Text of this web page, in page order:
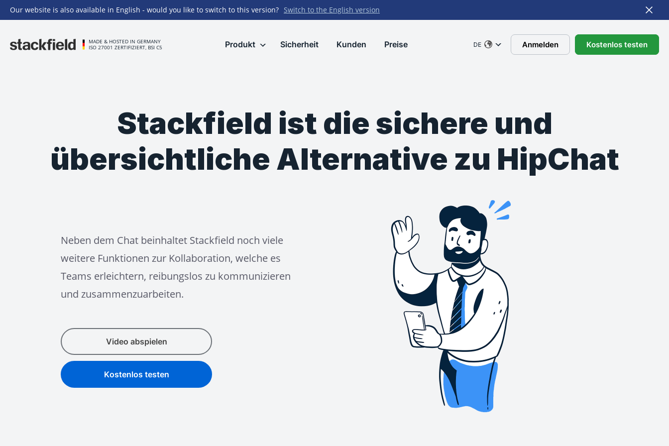
Our website is also available in English - would you like to switch to this version? Switch to the English version
MADE & HOSTED IN GERMANY
ISO 27001 ZERTIFIZIERT, BSI C5
Produkt Sicherheit Kunden Preise DE Anmelden Kostenlos testen
Stackfield ist die sichere und
übersichtliche Alternative zu HipChat
Neben dem Chat beinhaltet Stackfield noch viele
weitere Funktionen zur Kollaboration, welche es
Teams erleichtern, reibungslos zu kommunizieren
und zusammenzuarbeiten.
Video abspielen
Kostenlos testen